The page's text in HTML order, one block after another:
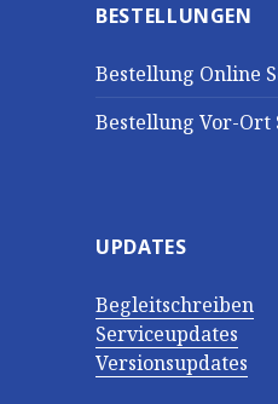
BESTELLUNGEN
Bestellung Online
Bestellung Vor-Ort
UPDATES
Begleitschreiben
Serviceupdates
Versionsupdates